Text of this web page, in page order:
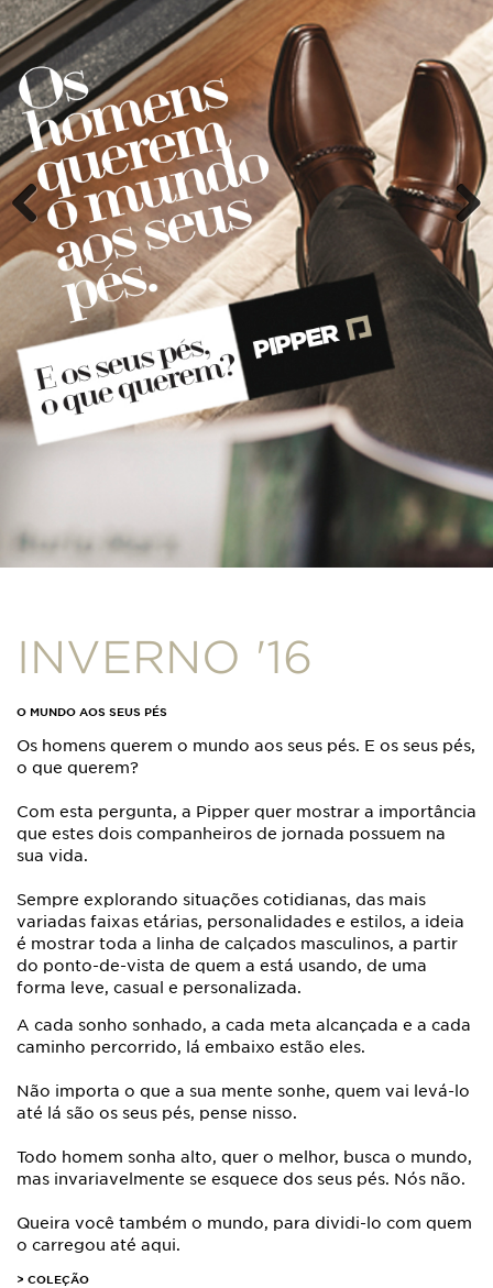
Previous Next
INVERNO '16
O MUNDO AOS SEUS PÉS
Os homens querem o mundo aos seus pés. E os seus pés,
o que querem?
Com esta pergunta, a Pipper quer mostrar a importância
que estes dois companheiros de jornada possuem na
sua vida.
Sempre explorando situações cotidianas, das mais
variadas faixas etárias, personalidades e estilos, a ideia
é mostrar toda a linha de calçados masculinos, a partir
do ponto-de-vista de quem a está usando, de uma
forma leve, casual e personalizada.
A cada sonho sonhado, a cada meta alcançada e a cada
caminho percorrido, lá embaixo estão eles.
Não importa o que a sua mente sonhe, quem vai levá-lo
até lá são os seus pés, pense nisso.
Todo homem sonha alto, quer o melhor, busca o mundo,
mas invariavelmente se esquece dos seus pés. Nós não.
Queira você também o mundo, para dividi-lo com quem
o carregou até aqui.
> COLEÇÃO